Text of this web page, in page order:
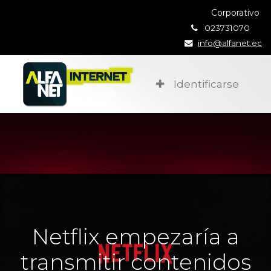
Corporativo
023731070
info@alfanet.ec
Identificarse
Netflix empezaría a
transmitir contenidos